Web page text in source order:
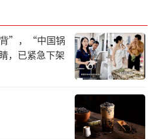
病
中国疾控中心研究员王丽
前仍将呈现多种呼吸道传染
势，但均是已知病原体，
总体流行强度和就诊压力
。
背”，“中国锅
，已紧急下架